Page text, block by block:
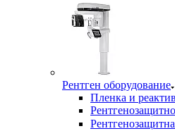
Рентген оборудование
Пленка и